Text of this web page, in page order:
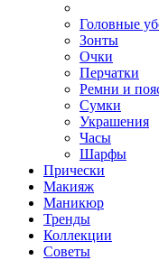
Головные
Зонты
Очки
Перчатки
Ремни и
Сумки
Украшения
Часы
Шарфы
Прически
Макияж
Маникюр
Тренды
Коллекции
Советы